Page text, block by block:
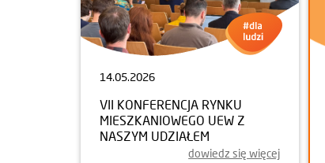
14.05.2026
VII KONFERENCJA RYNKU
MIESZKANIOWEGO UEW Z
NASZYM UDZIAŁEM
dowiedz się więcej